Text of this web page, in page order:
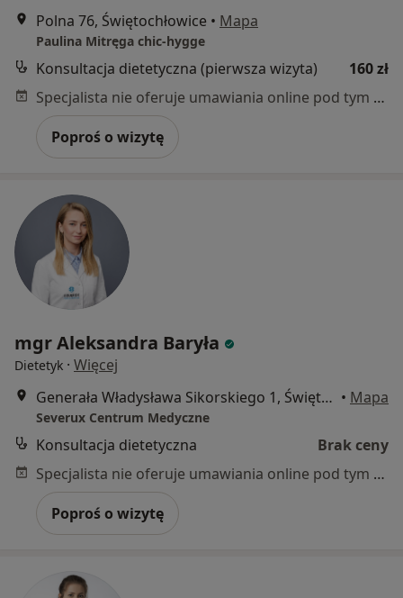
Polna 76, Świętochłowice • Mapa
Paulina Mitręga chic-hygge
Konsultacja dietetyczna (pierwsza wizyta)
160 zł
Specjalista nie oferuje umawiania online pod tym adresem.
Poproś o wizytę
mgr Aleksandra Baryła
Dietetyk · Więcej
Generała Władysława Sikorskiego 1, Świętochłowice • Mapa
Severux Centrum Medyczne
Konsultacja dietetyczna
Brak ceny
Specjalista nie oferuje umawiania online pod tym adresem.
Poproś o wizytę